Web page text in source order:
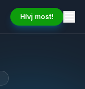
Hívj most!